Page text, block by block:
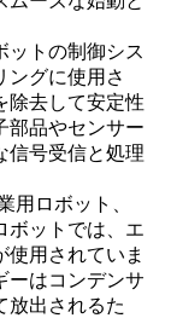
ットの制御シス
ングに使用さ
除去して安定性
部品やセンサー
信号受信と処理
用ロボット、
ボットでは、エ
使用されていま
ーはコンデンサ
放出されるた